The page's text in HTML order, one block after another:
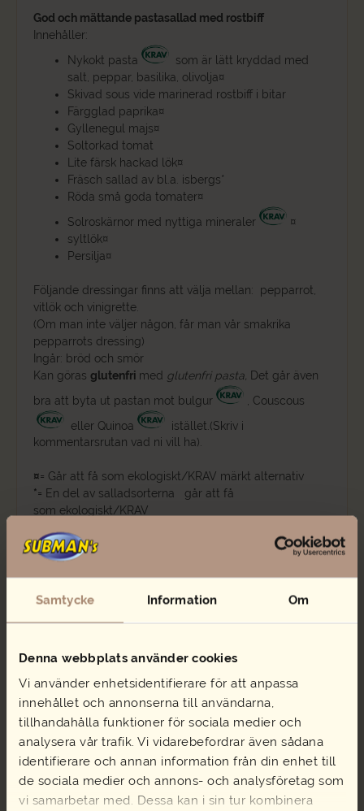
Samtycke Information Om
Denna webbplats använder cookies
Vi använder enhetsidentifierare för att anpassa
innehållet och annonserna till användarna,
tillhandahålla funktioner för sociala medier och
analysera vår trafik. Vi vidarebefordrar även sådana
identifierare och annan information från din enhet till
de sociala medier och annons- och analysföretag som
vi samarbetar med. Dessa kan i sin tur kombinera
God och mättande pastasallad med rostbiff
Innehåller:
Nykokt pasta
som är lätt kryddad med
salt, peppar, basilika, olivolja¤
Skivad sous vide marinerad rostbiff i bitar
Färgglad paprika¤
Gyllenegul majs¤
Soltorkad tomat
Lite färsk hackad lök¤
Fräsch sallad av bl.a. isbergs*
Röda små goda tomater¤
Solroskärnor med nyttiga mineraler
¤
syltlök¤
Persilja¤
Följande dressingar finns att välja mellan: pepparrot,
vitlök och vinigrette.
(Om man inte väljer någon, får man vår smakrika
pepparrots dressing)
Ingår: bröd och smör
Kan göras glutenfri med glutenfri pasta, Det går även
bra att byta ut pastan mot bulgur
, Couscous
eller Quinoa
istället.(Skriv i
kommentarsrutan vad ni vill ha).
¤= Går att få som ekologiskt/KRAV märkt alternativ
*= En del av salladsorterna går att få
som ekologiskt/KRAV
som är ovan behöver vi minst 5 dagar innan, samt en
prishöjning tillkommer per portion
Relaterade produkter
Räksallad
Räksallad
mängd
Lägg i varukorg
Pastasallad vegetarisk
Pastasallad
vegetarisk
Lägg i varukorg